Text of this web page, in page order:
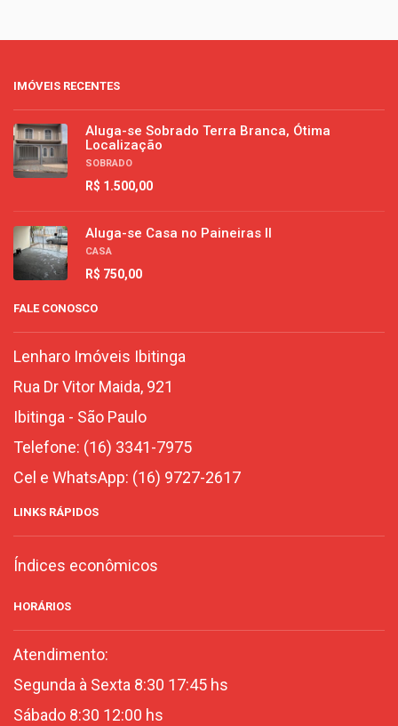
IMÓVEIS RECENTES
Aluga-se Sobrado Terra Branca, Ótima
Localização
SOBRADO
R$ 1.500,00
Aluga-se Casa no Paineiras II
CASA
R$ 750,00
FALE CONOSCO
Lenharo Imóveis Ibitinga
Rua Dr Vitor Maida, 921
Ibitinga - São Paulo
Telefone: (16) 3341-7975
Cel e WhatsApp: (16) 9727-2617
LINKS RÁPIDOS
Índices econômicos
HORÁRIOS
Atendimento:
Segunda à Sexta 8:30 17:45 hs
Sábado 8:30 12:00 hs